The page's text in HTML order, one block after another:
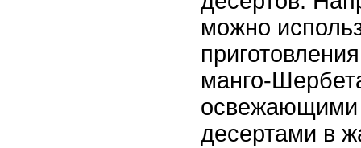
можно
манго-
десертами в